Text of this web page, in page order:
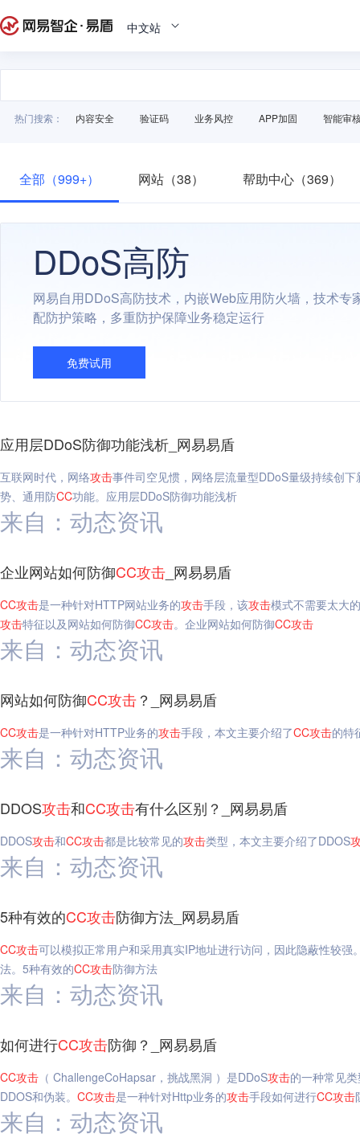
中文站
热门搜索： 内容安全 验证码 业务风控 APP加固 智能审
全部（999+） 网站（38） 帮助中心（369）
DDoS高防
网易自用DDoS高防技术，内嵌Web应用防火墙，技术专
配防护策略，多重防护保障业务稳定运行
免费试用
应用层DDoS防御功能浅析_网易易盾
互联网时代，网络攻击事件司空见惯，网络层流量型DDoS量级持续创
势、通用防CC功能。应用层DDoS防御功能浅析
来自：动态资讯
企业网站如何防御CC攻击 _网易易盾
CC攻击是一种针对HTTP网站业务的攻击手段，该攻击模式不需要太大的
攻击特征以及网站如何防御CC攻击。企业网站如何防御CC攻击
来自：动态资讯
网站如何防御CC攻击？_网易易盾
CC攻击是一种针对HTTP业务的攻击手段，本文主要介绍了CC攻击的特
来自：动态资讯
DDOS攻击和CC攻击有什么区别？_网易易盾
DDOS攻击和CC攻击都是比较常见的攻击类型，本文主要介绍了DDOS
来自：动态资讯
5种有效的CC攻击防御方法_网易易盾
CC攻击可以模拟正常用户和采用真实IP地址进行访问，因此隐蔽性较强
法。5种有效的CC攻击防御方法
来自：动态资讯
如何进行CC攻击防御？_网易易盾
CC攻击 （ ChallengeCoHapsar，挑战黑洞 ）是DDoS攻击的一种常见
DDOS和伪装。 CC攻击是一种针对Http业务的攻击手段如何进行CC攻击
来自：动态资讯